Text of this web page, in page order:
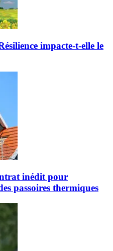
impacte-t-elle le
inédit pour
passoires thermiques